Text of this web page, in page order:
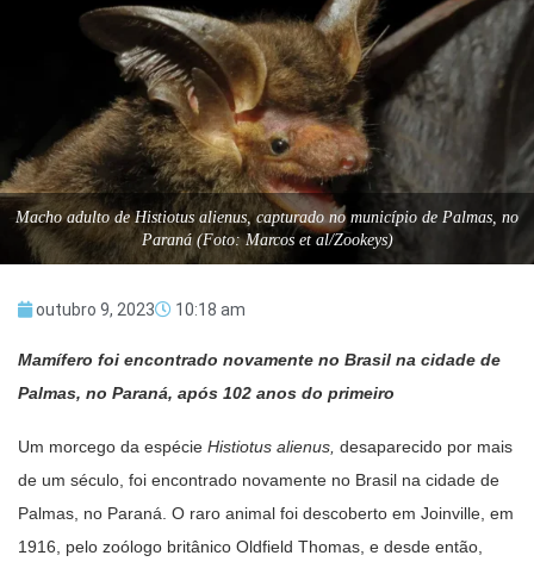
Macho adulto de Histiotus alienus, capturado no município de Palmas, no
Paraná (Foto: Marcos et al/Zookeys)
outubro 9, 2023 10:18 am
Mamífero foi encontrado novamente no Brasil na cidade de
Palmas, no Paraná, após 102 anos do primeiro
Um morcego da espécie Histiotus alienus, desaparecido por mais
de um século, foi encontrado novamente no Brasil na cidade de
Palmas, no Paraná. O raro animal foi descoberto em Joinville, em
1916, pelo zoólogo britânico Oldfield Thomas, e desde então,